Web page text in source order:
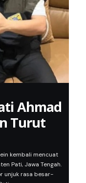
Ahmad
Turut
kembali mencuat
Pati, Jawa Tengah.
unjuk rasa besar-